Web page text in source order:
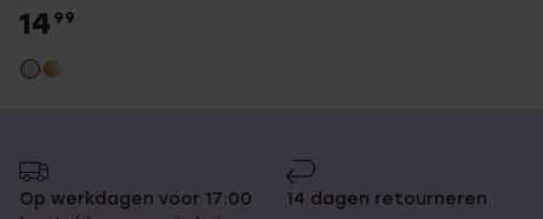
14 99
Op werkdagen voor 17:00
14 dagen retourneren